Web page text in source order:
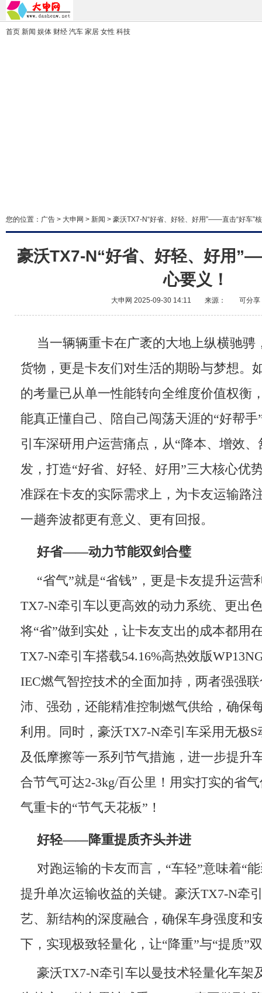
首页 新闻 娱体 财经 汽车 家居 女性 科技
您的位置： 广告 > 大申网 > 新闻 > 豪沃TX7-N“好省、好轻、好用”——直击“好车”
豪沃TX7-N“好省、好轻、好用
心要义！
大申网 2025-09-30 14:11 来源： 可分享
当一辆辆重卡在广袤的大地上纵横驰骋
货物，更是卡友们对生活的期盼与梦想。
的考量已从单一性能转向全维度价值权衡
能真正懂自己、陪自己闯荡天涯的“好帮手
引车深研用户运营痛点，从“降本、增效
发，打造“好省、好轻、好用”三大核心优
准踩在卡友的实际需求上，为卡友运输路
一趟奔波都更有意义、更有回报。
好省——动力节能双剑合璧
“省气”就是“省钱”，更是卡友提升运营
TX7-N牵引车以更高效的动力系统、更出
将“省”做到实处，让卡友支出的成本都用
TX7-N牵引车搭载54.16%高热效版
IEC燃气智控技术的全面加持，两者强强
沛、强劲，还能精准控制燃气供给，确保
利用。同时，豪沃TX7-N牵引车采用无极
及低摩擦等一系列节气措施，进一步提升
合节气可达2-3kg/百公里！用实打实的省
气重卡的“节气天花板”！
好轻——降重提质齐头并进
对跑运输的卡友而言，“车轻”意味着“
提升单次运输收益的关键。豪沃TX7-N牵
艺、新结构的深度融合，确保车身强度和
下，实现极致轻量化，让“降重”与“提质”
豪沃TX7-N牵引车以曼技术轻量化车架